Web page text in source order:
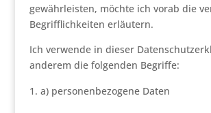
gewährleisten, möchte ich vorab die
Begrifflichkeiten erläutern.
Ich verwende in dieser
anderem die folgenden Begriffe:
a) personenbezogene Daten